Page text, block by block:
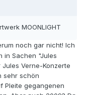
MOONLIGHT
noch gar nicht! Ich
in Sachen "Jules
Verne-Konzerte
sehr schön
Pleite gegangenen